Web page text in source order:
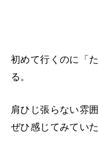
初めて行くのに「
る。
肩ひじ張らない雰
ぜひ感じてみてい